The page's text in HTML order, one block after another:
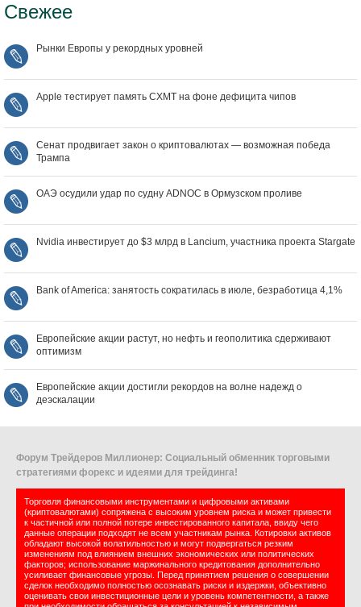
Свежее
Рынки Европы у рекордных уровней
Apple тестирует память CXMT на фоне дефицита чипов
Сенат продвигает закон о криптовалютах — возможная победа
Трампа
ОАЭ осудили удар по судну ADNOC в Ормузском проливе
Nvidia инвестирует до $3 млрд в Lancium, участника проекта Stargate
Bank of America: занятость сократилась в июле, безработица 4,1%
Европейские акции растут, но нефть и геополитика сдерживают
оптимизм
Европейские акции достигли рекордов на волне надежд о
деэскалации
Форум Трейдеров Миллионер: Социальный обменник торговыми
стратегиями форекс и идеями для трейдинга!
Торговля финансовыми инструментами и цифровыми активами
(криптовалютами) сопряжена с высоким уровнем риска и может привести
к частичной или полной потере инвестированного капитала, ввиду чего
данные операции подходят не всем участникам рынка. Котировки активов
обладают высокой волатильностью и могут подвергаться резким
изменениям под влиянием внешних экономических или политических
факторов; использование маржинального кредитования дополнительно
усиливает финансовые угрозы. Перед принятием решения о совершении
сделок необходимо полностью осознавать риски и издержки, объективно
оценивать свои инвестиционные цели и уровень компетентности, а также